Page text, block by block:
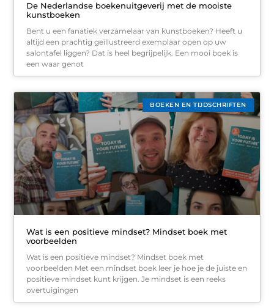
De Nederlandse boekenuitgeverij met de mooiste
kunstboeken
Bent u een fanatiek verzamelaar van kunstboeken? Heeft u
altijd een prachtig geïllustreerd exemplaar open op uw
salontafel liggen? Dat is heel begrijpelijk. Een mooi boek is
een waar genot
BOEKEN EN TIJDSCHRIFTEN
Wat is een positieve mindset? Mindset boek met
voorbeelden
Wat is een positieve mindset? Mindset boek met
voorbeelden Met een mindset boek leer je hoe je de juiste en
positieve mindset kunt krijgen. Je mindset is een reeks
overtuigingen